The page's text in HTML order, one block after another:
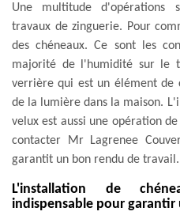
Une multitude d'opérations
travaux de zinguerie. Pour
des chéneaux. Ce sont les
majorité de l'humidité sur le
verrière qui est un élément de
de la lumière dans la maison.
velux est aussi une opération
contacter Mr Lagrenee
garantit un bon rendu de travail.
L'installation de
indispensable pour